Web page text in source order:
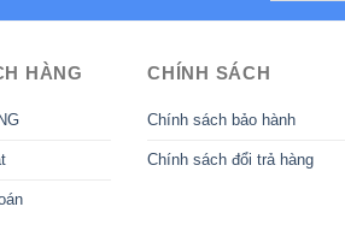
HÀNG CHÍNH SÁCH
Chính sách bảo hành
Chính sách đổi trả hàng